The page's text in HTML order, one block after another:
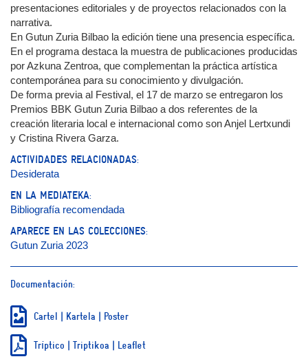
presentaciones editoriales y de proyectos relacionados con la
narrativa.
En Gutun Zuria Bilbao la edición tiene una presencia específica.
En el programa destaca la muestra de publicaciones producidas
por Azkuna Zentroa, que complementan la práctica artística
contemporánea para su conocimiento y divulgación.
De forma previa al Festival, el 17 de marzo se entregaron los
Premios BBK Gutun Zuria Bilbao a dos referentes de la
creación literaria local e internacional como son Anjel Lertxundi
y Cristina Rivera Garza.
ACTIVIDADES RELACIONADAS:
Desiderata
EN LA MEDIATEKA:
Bibliografía recomendada
APARECE EN LAS COLECCIONES:
Gutun Zuria 2023
Documentación:
Cartel | Kartela | Poster
Tríptico | Triptikoa | Leaflet